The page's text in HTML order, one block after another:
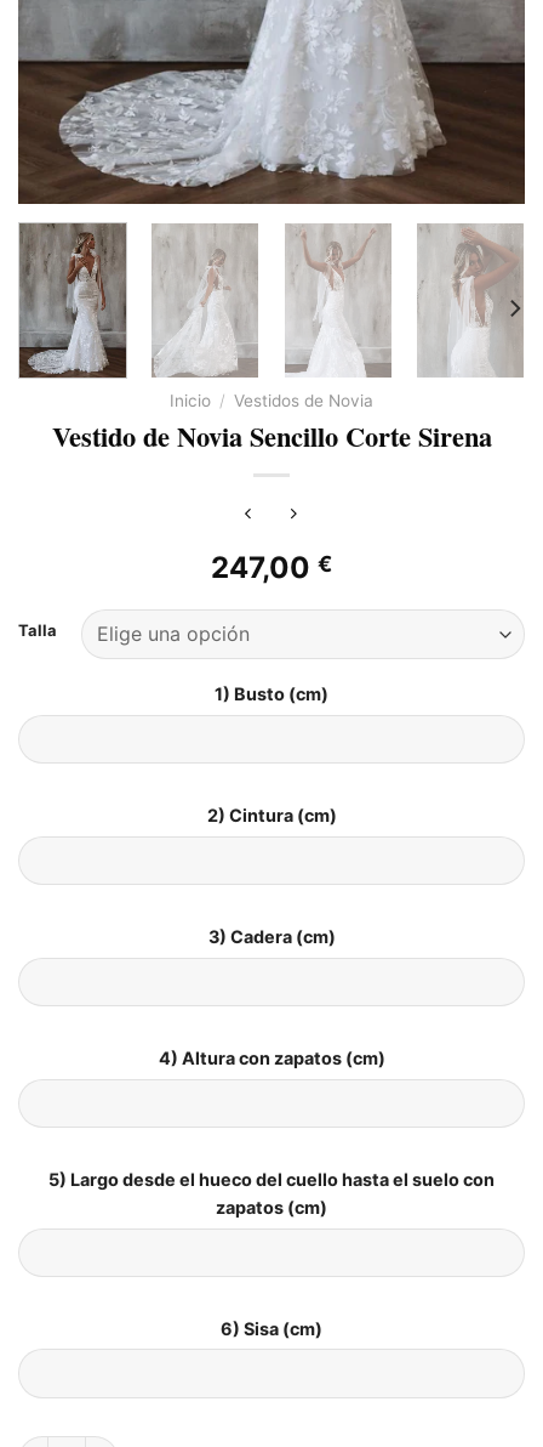
Inicio / Vestidos de Novia
Vestido de Novia Sencillo Corte Sirena
247,00 €
Talla
1) Busto (cm)
2) Cintura (cm)
3) Cadera (cm)
4) Altura con zapatos (cm)
5) Largo desde el hueco del cuello hasta el suelo con
zapatos (cm)
6) Sisa (cm)